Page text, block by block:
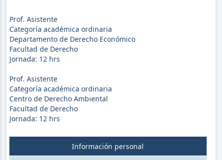
Prof. Asistente
Categoría académica ordinaria
Departamento de Derecho Económico
Facultad de Derecho
Jornada: 12hrs
Prof. Asistente
Categoría académica ordinaria
Centro de Derecho Ambiental
Facultad de Derecho
Jornada: 12hrs
Información personal